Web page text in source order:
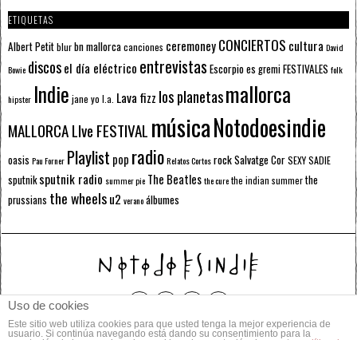
ETIQUETAS
Albert Petitblurbn mallorcacanciones ceremoneyCONCIERTOS cultura David
Bowie discosel día eléctrico entrevistas Escorpioes gremiFESTIVALES folk
hipster Indie jane yo l.a. Lava fizz los planetasmallorca
MALLORCA LIve FESTIVAL músicaNotodoesindie
oasis Pau Forner Playlist pop radioRelatos CortosrockSalvatge CorSEXY SADIE
sputnik sputnik radio summer pie The Beatlesthe curethe indian summerthe
prussians the wheelsu2 veranoálbumes
© 2014 Todos los derechos reservados.
Uso de cookies
Este sitio web utiliza cookies para que usted tenga la mejor experiencia de
usuario. Si continúa navegando está dando su consentimiento para la